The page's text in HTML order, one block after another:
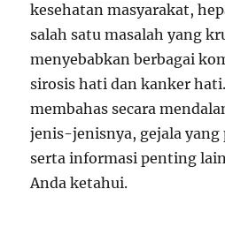
kesehatan masyarakat,
salah satu masalah yang
menyebabkan berbagai
sirosis hati dan kanker
membahas secara
jenis-jenisnya, gejala
serta informasi penting
Anda ketahui.